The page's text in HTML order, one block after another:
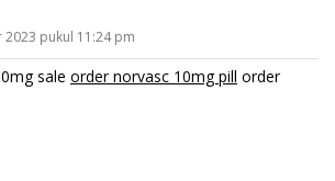
2023 pukul 11:24 pm
sale order norvasc 10mg pill order